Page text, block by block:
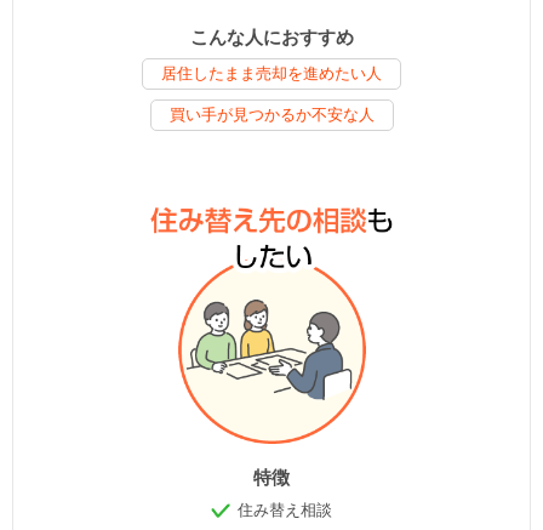
こんな人におすすめ
居住したまま売却を進めたい人
買い手が見つかるか不安な人
特徴
住み替え相談